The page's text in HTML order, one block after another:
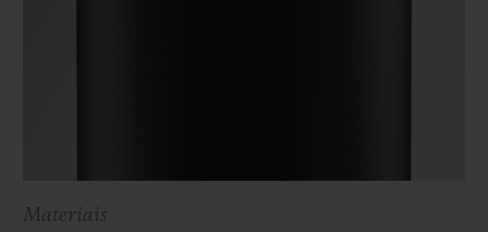
Materiais